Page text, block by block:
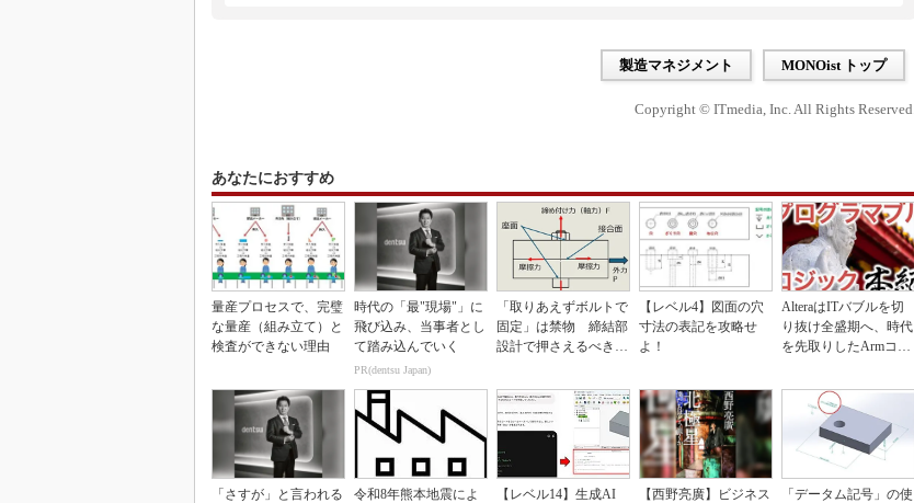
製造マネジメント MONOist トップ
Copyright © ITmedia, Inc. All Rights Reserved.
あなたにおすすめ
量産プロセスで、完璧
な量産（組み立て）と
検査ができない理由
時代の「最"現場"」に
飛び込み、当事者とし
て踏み込んでいく
PR(dentsu Japan)
「取りあえずボルトで
固定」は禁物 締結部
設計で押さえるべき基
【レベル4】図面の穴
寸法の表記を攻略せ
よ！
AlteraはITバブルを切
り抜け全盛期へ、時代
を先取りしたArmコア
「さすが」と言われる
令和8年熊本地震によ
【レベル14】生成AI
【西野亮廣】ビジネス
「データム記号」の使